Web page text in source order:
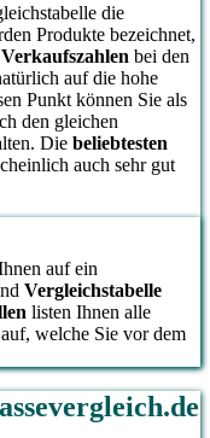
die
Produkte bezeichnet,
Verkaufszahlen bei den
auf die hohe
Punkt können Sie als
den gleichen
Die beliebtesten
auch sehr gut
auf ein
Vergleichstabelle
listen Ihnen alle
auf, welche Sie vor dem